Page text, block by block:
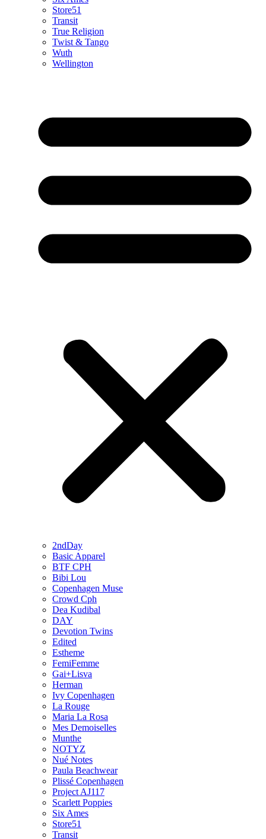
Store51
Transit
True Religion
Twist & Tango
Wuth
Wellington
2ndDay
Basic Apparel
BTF CPH
Bibi Lou
Copenhagen Muse
Crowd Cph
Dea Kudibal
DAY
Devotion Twins
Edited
Estheme
FemiFemme
Gai+Lisva
Herman
Ivy Copenhagen
La Rouge
Maria La Rosa
Mes Demoiselles
Munthe
NOTYZ
Nué Notes
Paula Beachwear
Plissé Copenhagen
Project AJ117
Scarlett Poppies
Six Ames
Store51
Transit